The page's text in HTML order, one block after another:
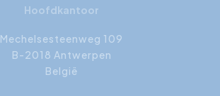
Hoofdkantoor
Mechelsesteenweg 109
B-2018 Antwerpen
België